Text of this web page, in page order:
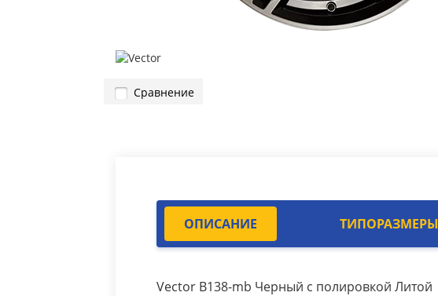
Сравнение
ОПИСАНИЕ ТИПОРАЗМЕРЫ
Vector B138-mb Черный с полировкой Литой